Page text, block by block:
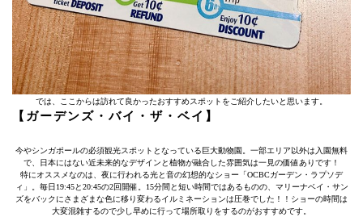
では、ここからは訪れて良かったおすすめスポットをご紹介したいと思います。
【ガーデンズ・バイ・ザ・ベイ】
今やシンガポールの必須観光スポットとなっている巨大動物園。一部エリア以外は入園無料
で、日本にはない近未来的なデザインと植物が融合した雰囲気は一見の価値ありです！
特にオススメなのは、夜に行われる光と音の幻想的なショー「OCBCガーデン・ラプソデ
ィ」。毎日19:45と20:45の2回開催。15分間と短い時間ではあるものの、マリーナベイ・サン
ズをバックにさまざまな色に移り変わるイルミネーションは圧巻でした！！ショーの時間は
大変混雑するので少し早めに行って場所取りをするのがおすすめです。